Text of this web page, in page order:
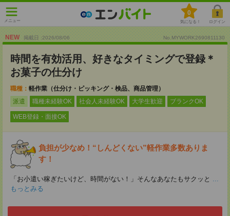
メニュー
0
気になる！ ログイン
NEW 掲載日 :2026/08/06 No.MYWORK2690811130
時間を有効活用、好きなタイミングで登録＊
お菓子の仕分け
職種： 軽作業（仕分け・ピッキング・検品、商品管理）
派遣
職種未経験OK 社会人未経験OK 大学生歓迎 ブランクOK
WEB登録・面接OK
負担が少なめ！“しんどくない”軽作業多数ありま
す！
「お小遣い稼ぎたいけど、時間がない！」そんなあなたもサクッと ...
もっとみる